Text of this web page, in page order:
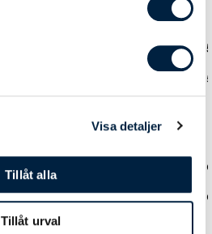
Visa detaljer
Tillåt alla
Tillåt urval
25
0,00 0,00 0,00